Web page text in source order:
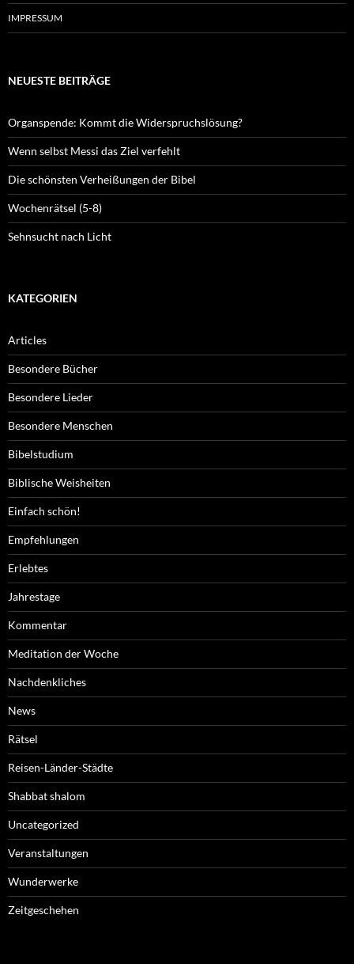
IMPRESSUM
NEUESTE BEITRÄGE
Organspende: Kommt die Widerspruchslösung?
Wenn selbst Messi das Ziel verfehlt
Die schönsten Verheißungen der Bibel
Wochenrätsel (5-8)
Sehnsucht nach Licht
KATEGORIEN
Articles
Besondere Bücher
Besondere Lieder
Besondere Menschen
Bibelstudium
Biblische Weisheiten
Einfach schön!
Empfehlungen
Erlebtes
Jahrestage
Kommentar
Meditation der Woche
Nachdenkliches
News
Rätsel
Reisen-Länder-Städte
Shabbat shalom
Uncategorized
Veranstaltungen
Wunderwerke
Zeitgeschehen